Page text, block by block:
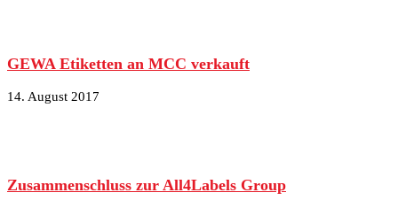
GEWA Etiketten an MCC verkauft
14. August 2017
Zusammenschluss zur All4Labels Group